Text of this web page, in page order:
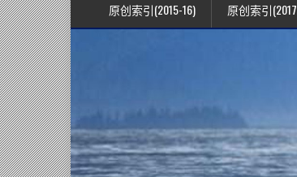
原创索引(2015-16) 原创索引